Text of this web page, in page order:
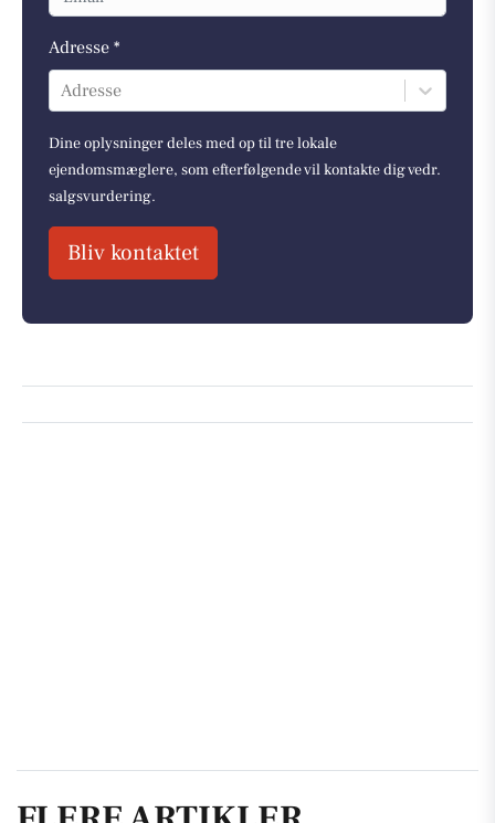
Adresse *
Adresse
Dine oplysninger deles med op til tre lokale
ejendomsmæglere, som efterfølgende vil kontakte dig vedr.
salgsvurdering.
Bliv kontaktet